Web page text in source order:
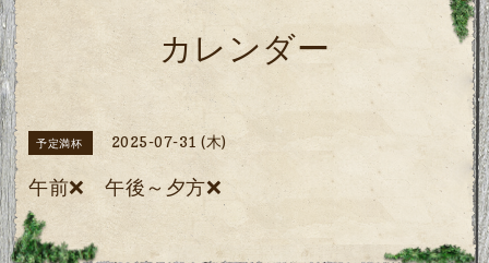
カレンダー
予定満杯 2025-07-31 (木)
午前❌ 午後～夕方❌